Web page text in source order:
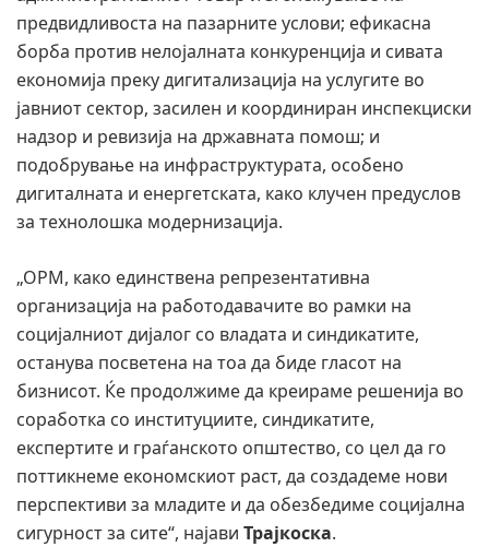
предвидливоста на пазарните услови; ефикасна
борба против нелојалната конкуренција и сивата
економија преку дигитализација на услугите во
јавниот сектор, засилен и координиран инспекциски
надзор и ревизија на државната помош; и
подобрување на инфраструктурата, особено
дигиталната и енергетската, како клучен предуслов
за технолошка модернизација.
„ОРМ, како единствена репрезентативна
организација на работодавачите во рамки на
социјалниот дијалог со владата и синдикатите,
останува посветена на тоа да биде гласот на
бизнисот. Ќе продолжиме да креираме решенија во
соработка со институциите, синдикатите,
експертите и граѓанското општество, со цел да го
поттикнеме економскиот раст, да создадеме нови
перспективи за младите и да обезбедиме социјална
сигурност за сите“, најави Трајкоска.